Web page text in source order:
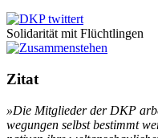
Solidarität mit Flüchtlingen
Zitat
»Die Mit­glie­der der DKP
we­gun­gen selbst be­stimmt